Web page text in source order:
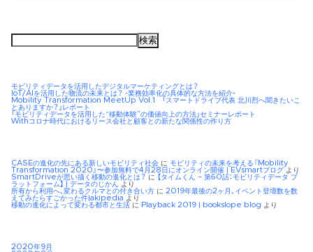
検
モビリティデータを活用したデジタルマーケティングとは？
IoT/AIを活用した物流の未来とは？ -業務効率化の具体的な方法を紹介-
Mobility Transformation MeetUp Vol.1 「スマートドライブ代表 北川烈へ聞きたいこ
とありますか？」レポート
「モビリティデータを活用した“移動体験”の価値向上の方法」セミナーレポート
Withコロナ時代におけるリース会社と顧客との新たな関係性の作り方
CASEの進化の先にある新しいモビリティ社会 に モビリティの未来を考える『Mobility
Transformation 2020』〜参加無料で4月28日にオンライン開催 | EVsmartブログ より
SmartDriveが思い描く移動の進化とは？ に
【タイムくん – 第60話：モビリティデータ プ
ラットフォーム】 | データのじかん より
所有から利用へ、変わるクルマとの付き合い方 に 2019年最後の2ヶ月、イベント登壇数を数
えてみたらすごかった件|akipedia より
移動の進化によって変わる都市と生活 に Playback 2019 | bookslope blog より
2020年9月